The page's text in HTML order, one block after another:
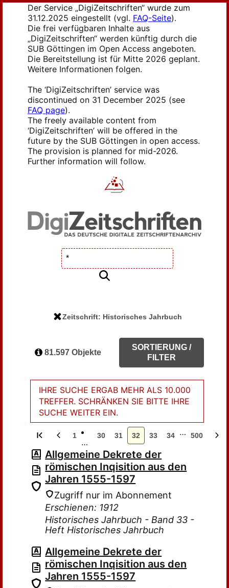
Der Service „DigiZeitschriften“ wurde zum
31.12.2025 eingestellt (vgl. FAQ-Seite).
Die frei verfügbaren Inhalte aus
„DigiZeitschriften“ werden künftig durch die
SUB Göttingen im Open Access angeboten.
Die Bereitstellung ist für Mitte 2026 geplant.
Weitere Informationen folgen.
The ‘DigiZeitschriften’ service was
discontinued on 31 December 2025 (see
FAQ page).
The freely available content from
‘DigiZeitschriften’ will be offered in the
future by the SUB Göttingen in open access.
The provision is planned for mid-2026.
Further information will follow.
Zeitschrift: Historisches Jahrbuch
81.597 Objekte
SORTIERUNG /
FILTER
IHRE SUCHE ERGAB MEHR ALS 10.000
TREFFER. SCHRÄNKEN SIE BITTE IHRE
SUCHE WEITER EIN.
1
…
30 31 32 33 34 … 500
Allgemeine Dekrete der
römischen Inqisition aus den
Jahren 1555-1597
Zugriff nur im Abonnement
Erschienen: 1912
Historisches Jahrbuch - Band 33 -
Heft Historisches Jahrbuch
Allgemeine Dekrete der
römischen Inqisition aus den
Jahren 1555-1597